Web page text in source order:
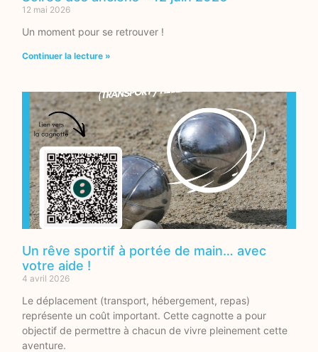
12 mai 2026
Un moment pour se retrouver !
Continuer la lecture »
Un rêve sportif à portée de main… avec
votre aide !
4 avril 2026
Le déplacement (transport, hébergement, repas)
représente un coût important. Cette cagnotte a pour
objectif de permettre à chacun de vivre pleinement cette
aventure.